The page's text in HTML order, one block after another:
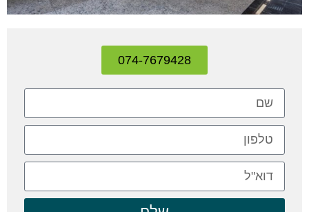
074-7679428